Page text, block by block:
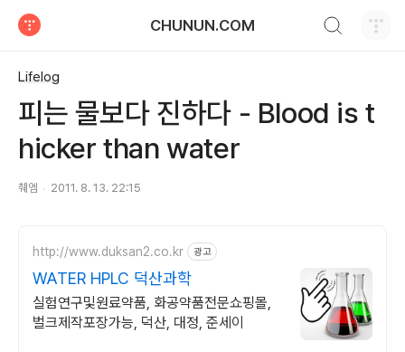
CHUNUN.COM
Lifelog
피는 물보다 진하다 - Blood is t
hicker than water
췌엠 2011. 8. 13. 22:15
http://www.duksan2.co.kr 광고
WATER HPLC 덕산과학
실험연구및원료약품, 화공약품전문쇼핑몰,
벌크제작포장가능, 덕산, 대정, 준세이